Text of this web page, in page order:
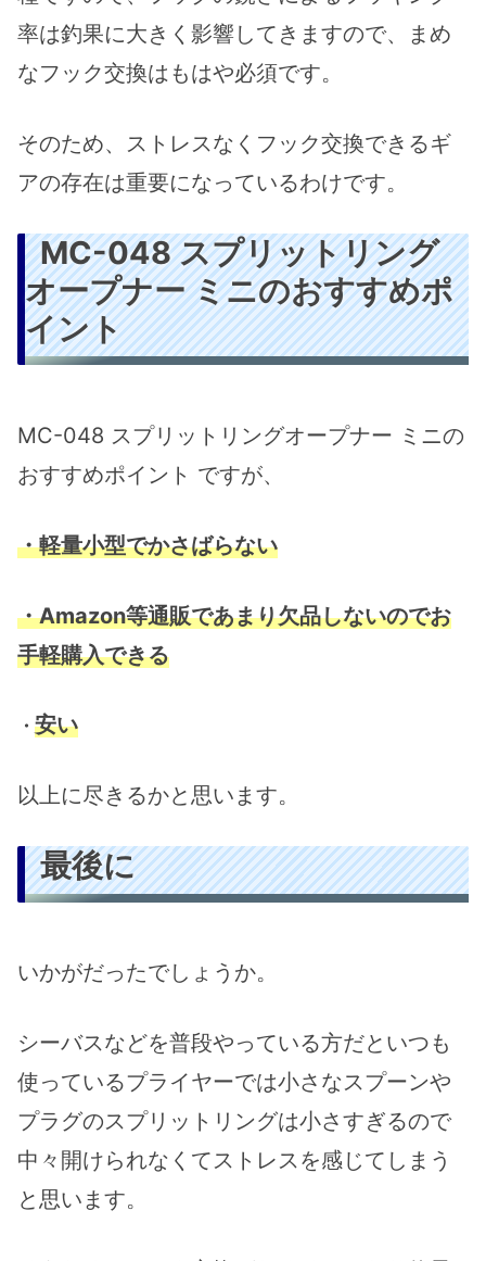
率は釣果に大きく影響してきますので、まめ
なフック交換はもはや必須です。
そのため、ストレスなくフック交換できるギ
アの存在は重要になっているわけです。
MC-048 スプリットリング
オープナー ミニのおすすめポ
イント
MC-048 スプリットリングオープナー ミニの
おすすめポイント ですが、
・軽量小型でかさばらない
・Amazon等通販であまり欠品しないのでお
手軽購入できる
・ 安い
以上に尽きるかと思います。
最後に
いかがだったでしょうか。
シーバスなどを普段やっている方だといつも
使っているプライヤーでは小さなスプーンや
プラグのスプリットリングは小さすぎるので
中々開けられなくてストレスを感じてしまう
と思います。